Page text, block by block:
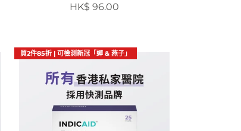
HK$ 96.00
買2件85折 | 可檢測新冠「蟬 & 燕子」